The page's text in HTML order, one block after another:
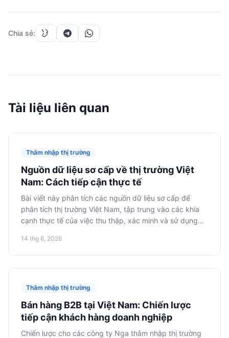
Chia sẻ:
Tài liệu liên quan
Thâm nhập thị trường
Nguồn dữ liệu sơ cấp về thị trường Việt
Nam: Cách tiếp cận thực tế
Bài viết này phân tích các nguồn dữ liệu sơ cấp để
phân tích thị trường Việt Nam, tập trung vào các khía
cạnh thực tế của việc thu thập, xác minh và sử dụng
nhập thị trường.
14 thg 6, 2026
Thâm nhập thị trường
Bán hàng B2B tại Việt Nam: Chiến lược
tiếp cận khách hàng doanh nghiệp
Chiến lược cho các công ty Nga thâm nhập thị trường